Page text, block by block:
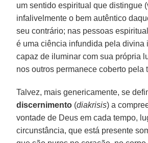
um sentido espiritual que distingue
infalivelmente o bem autêntico
seu contrário; nas pessoas
é uma ciência infundida pela divina
capaz de iluminar com sua própria
nos outros permanece coberto pela
Talvez, mais genericamente, se
discernimento (diakrisis) a
vontade de Deus em cada tempo,
circunstância, que está presente